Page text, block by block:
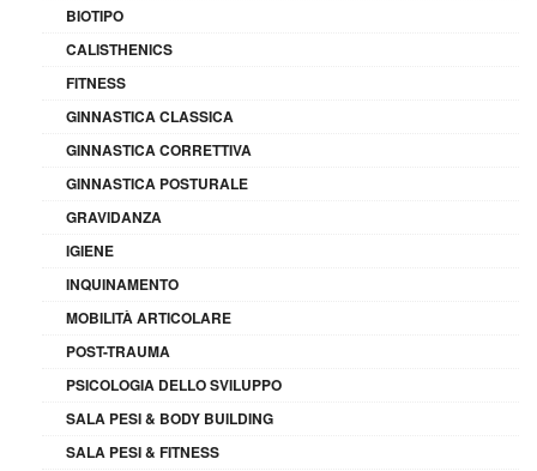
BIOTIPO
CALISTHENICS
FITNESS
GINNASTICA CLASSICA
GINNASTICA CORRETTIVA
GINNASTICA POSTURALE
GRAVIDANZA
IGIENE
INQUINAMENTO
MOBILITÀ ARTICOLARE
POST-TRAUMA
PSICOLOGIA DELLO SVILUPPO
SALA PESI & BODY BUILDING
SALA PESI & FITNESS